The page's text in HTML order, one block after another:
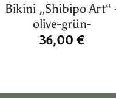
Bikini „Shibipo Art“
olive-grün-
36,00 €